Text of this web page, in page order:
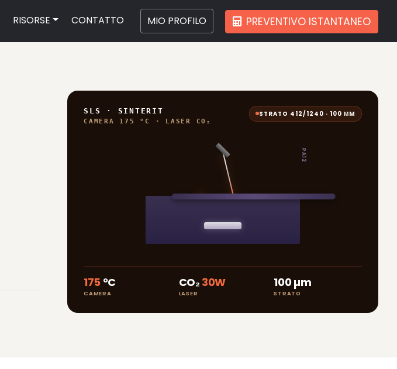
RISORSE CONTATTO MIO PROFILO PREVENTIVO ISTANTANEO
SLS · SINTERIT
CAMERA 175 °C · LASER CO₂
STRATO 412/1240 · 100 ΜM
PA12
175 °C
CAMERA
CO₂ 30W
LASER
100 µm
STRATO